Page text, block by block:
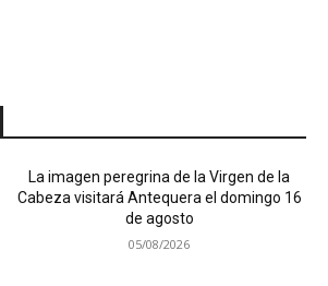
La imagen peregrina de la Virgen de la
Cabeza visitará Antequera el domingo 16
de agosto
05/08/2026